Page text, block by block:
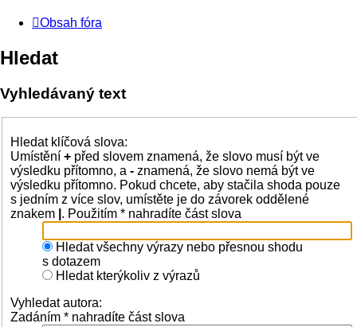
Obsah fóra
Hledat
Vyhledávaný text
Hledat klíčová slova:
Umístění + před slovem znamená, že slovo musí být ve
výsledku přítomno, a - znamená, že slovo nemá být ve
výsledku přítomno. Pokud chcete, aby stačila shoda pouze
s jedním z více slov, umístěte je do závorek oddělené
znakem . Použitím * nahradíte část slova
Hledat všechny výrazy nebo přesnou shodu
s dotazem
Hledat kterýkoliv z výrazů
Vyhledat autora:
Zadáním * nahradíte část slova